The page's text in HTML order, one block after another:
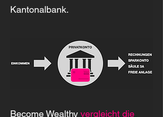
Kantonalbank.
Become Wealthy vergleicht die